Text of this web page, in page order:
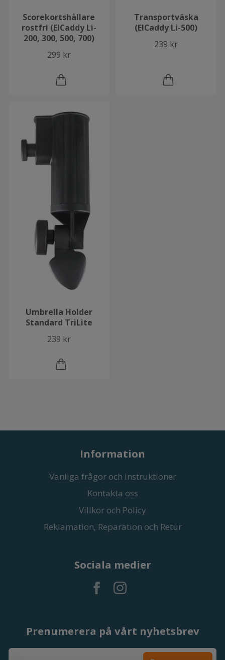
Scorekortshållare
rostfri (ElCaddy Li-
200, 300, 500, 700)
299 kr
Transportväska
(ElCaddy Li-500)
239 kr
Umbrella Holder
Standard TriLite
239 kr
Information
Vanliga frågor och instruktioner
Kontakta oss
Villkor och Policy
Reklamation, Reparation och Retur
Sociala medier
Prenumerera på vårt nyhetsbrev